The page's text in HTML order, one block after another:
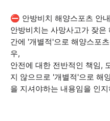
⛔ 안방비치 해양스포츠 안내
안방비치는 사망사고가 잦은
간에 '개별적'으로 해양스포
우,
안전에 대한 전반적인 책임,
지 않으므로 '개별적'으로 해
을 지셔야하는 내용임을 인